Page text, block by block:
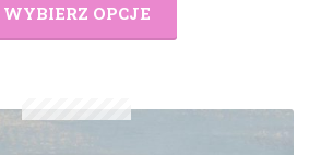
WYBIERZ OPCJE